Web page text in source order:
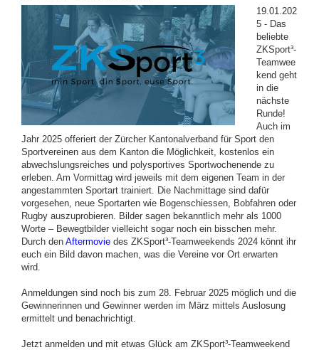
19.01.202
5 - Das
beliebte
ZKSport³-
Teamwee
kend geht
in die
nächste
Runde!
Auch im
Jahr 2025 offeriert der Zürcher Kantonalverband für Sport den
Sportvereinen aus dem Kanton die Möglichkeit, kostenlos ein
abwechslungsreiches und polysportives Sportwochenende zu
erleben. Am Vormittag wird jeweils mit dem eigenen Team in der
angestammten Sportart trainiert. Die Nachmittage sind dafür
vorgesehen, neue Sportarten wie Bogenschiessen, Bobfahren oder
Rugby auszuprobieren. Bilder sagen bekanntlich mehr als 1000
Worte – Bewegtbilder vielleicht sogar noch ein bisschen mehr.
Durch den Aftermovie des ZKSport³-Teamweekends 2024 könnt ihr
euch ein Bild davon machen, was die Vereine vor Ort erwarten
wird.
Anmeldungen sind noch bis zum 28. Februar 2025 möglich und die
Gewinnerinnen und Gewinner werden im März mittels Auslosung
ermittelt und benachrichtigt.
Jetzt anmelden und mit etwas Glück am ZKSport³-Teamweekend